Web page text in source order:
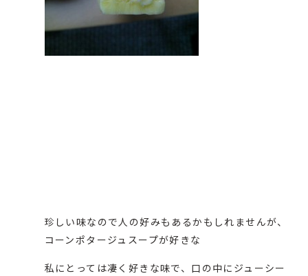
珍しい味なので人の好みもあるかもしれませんが、
コーンポタージュスープが好きな
私にとっては凄く好きな味で、口の中にジューシー